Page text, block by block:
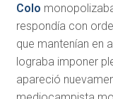
Colo
respondía con
que mantenían en
lograba imponer
apareció